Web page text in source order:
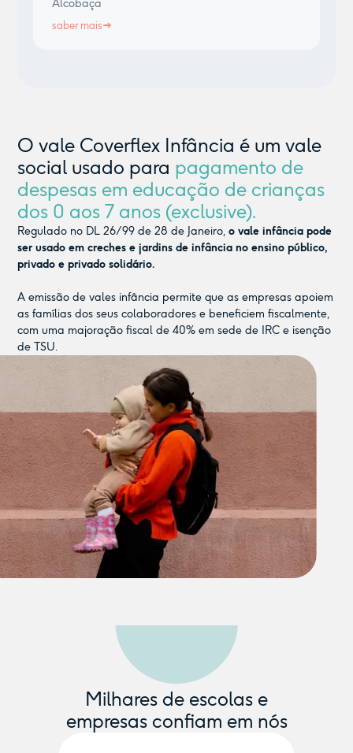
Alcobaça
saber mais
O vale Coverflex Infância é um vale
social usado para pagamento de
despesas em educação de crianças
dos 0 aos 7 anos (exclusive).
Regulado no DL 26/99 de 28 de Janeiro,o vale infância pode
ser usado em creches e jardins de infância no ensino público,
privado e privado solidário.
A emissão de vales infância permite que as empresas apoiem
as famílias dos seus colaboradores e beneficiem fiscalmente,
com uma majoração fiscal de 40% em sede de IRC e isenção
de TSU.
Milhares de escolas e
empresas confiam em nós